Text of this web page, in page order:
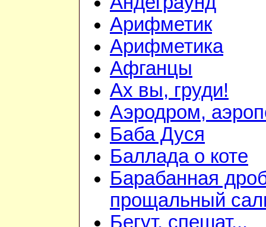
Арифметик
Арифметика
Афганцы
Ах вы, груди!
Аэродром,
Баба Дуся
Баллада о коте
Барабанная
прощальный
Бегут, спешат...